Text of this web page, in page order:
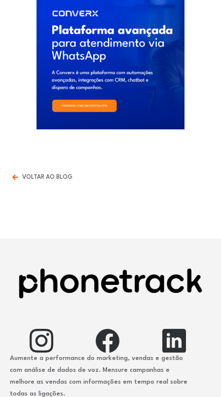
VOLTAR AO BLOG
Aumente a performance do marketing, vendas e gestão
com análise de dados de voz. Mensure campanhas e
melhore as vendas com informações em tempo real sobre
todas as ligações.